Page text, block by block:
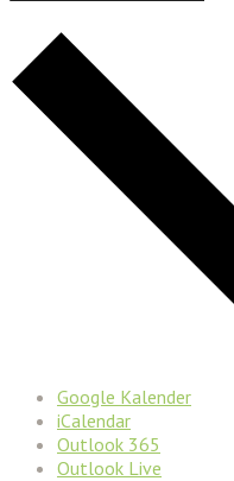
Google Kalender
iCalendar
Outlook 365
Outlook Live